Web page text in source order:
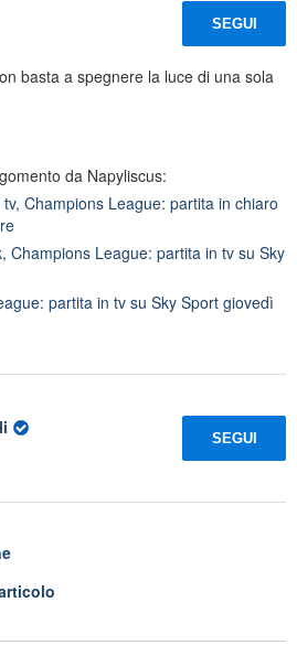
SEGUI
basta a spegnere la luce di una sola
da Napyliscus:
Champions League: partita in chiaro
Champions League: partita in tv su Sky
partita in tv su Sky Sport giovedì
SEGUI